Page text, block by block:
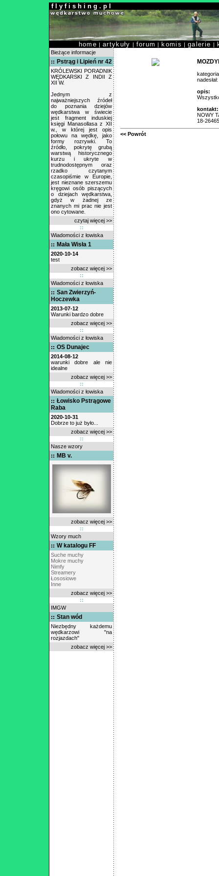
f l y f i s h i n g . p l
home |artykuły | forum | komis |galerie |
Bieżące informacje
Pstrąg i Lipień nr 42
KRÓLEWSKI PORADNIK
WĘDKARSKI Z INDII Z
XII W.
Jednym z
najważniejszych źródeł
do poznania dziejów
wędkarstwa w świecie
jest fragment induskiej
księgi Manasollasa z XII
w., w której jest opis
połowu na wędkę, jako
formy rozrywki. To
źródło, pokrytę grubą
warstwą historycznego
kurzu i ukryte w
trudnodostępnym oraz
rzadko czytanym
czasopiśmie w Europie,
jest nieznane szerszemu
kręgowi osób piszących
o dziejach wędkarstwa,
gdyż w żadnej ze
znanych mi prac nie jest
ono cytowane.
czytaj więcej >>
Wiadomości z łowiska
Mała Wisła 1
2020-10-14
test
zobacz więcej >>
Wiadomości z łowiska
San Zwierzyń-
Hoczewka
2013-07-12
Warunki bardzo dobre
zobacz więcej >>
Wiadomości z łowiska
OS Dunajec
2014-08-12
warunki dobre ale nie
idealne
zobacz więcej >>
Wiadomości z łowiska
Łowisko Pstrągowe
Raba
2020-10-31
Dobrze to już było...
zobacz więcej >>
Nasze wzory
MB v.
zobacz więcej >>
Wzory much
W katalogu FF
Suche muchy
Mokre muchy
Nimfy
Streamery
Łososiowe
Inne
zobacz więcej >>
IMGW
Stan wód
Niezbędny każdemu
wędkarzowi "na
rozjazdach"
zobacz więcej >>
nadesłał:
opis:
kontakt:
NOWY
18-
<< Powrót